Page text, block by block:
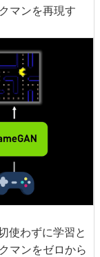
マンを再現す
使わずに学習と
マンをゼロから